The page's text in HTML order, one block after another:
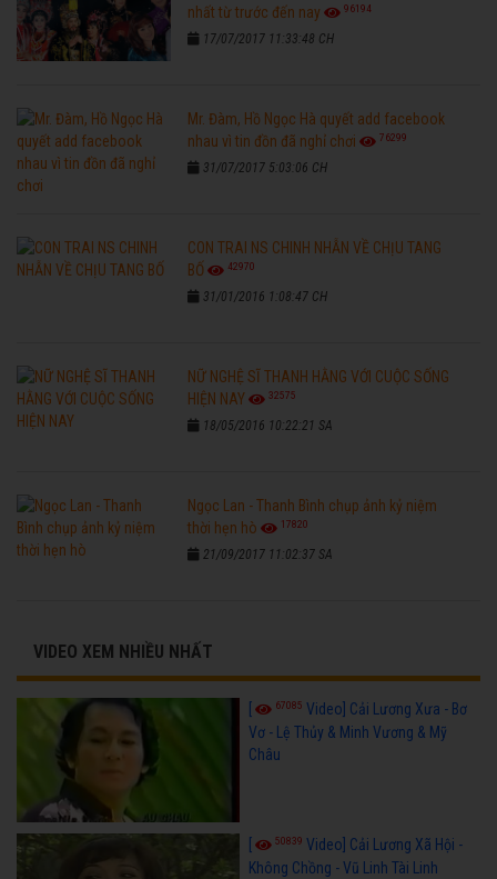
nhất từ trước đến nay
96194
17/07/2017 11:33:48 CH
Mr. Đàm, Hồ Ngọc Hà quyết add facebook
nhau vì tin đồn đã nghỉ chơi
76299
31/07/2017 5:03:06 CH
CON TRAI NS CHINH NHẪN VỀ CHỊU TANG
BỐ
42970
31/01/2016 1:08:47 CH
NỮ NGHỆ SĨ THANH HẰNG VỚI CUỘC SỐNG
HIỆN NAY
32575
18/05/2016 10:22:21 SA
Ngọc Lan - Thanh Bình chụp ảnh kỷ niệm
thời hẹn hò
17820
21/09/2017 11:02:37 SA
VIDEO XEM NHIỀU NHẤT
[ 67085 Video] Cải Lương Xưa - Bơ
Vơ - Lệ Thủy & Minh Vương & Mỹ
Châu
50839 Video] Cải Lương Xã Hội -
Không Chồng - Vũ Linh Tài Linh